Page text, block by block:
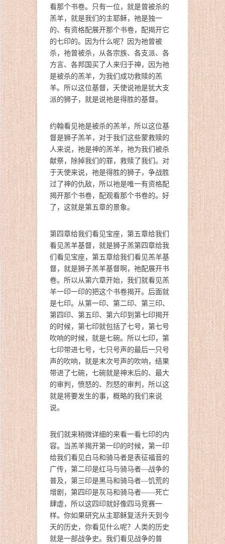
看那个书卷。只有一位，就是曾被杀的
羔羊，就是我们的主耶稣，祂是独一
的、有资格配展开那个书卷，配揭开它
的七印的。因为什么呢？因为祂曾被
杀，祂曾被杀，从各宗族、各支派、各
方言、各邦国买了人来归于神，因为祂
是被杀的羔羊，为我们成功救赎的羔
羊。所以这位基督，天使说祂是犹大支
派的狮子，就是说祂是得胜的基督。
约翰看见祂是被杀的羔羊，所以这位基
督是狮子羔羊，对于我们这些蒙救赎的
人来说，祂是神的羔羊，祂为我们被杀
献祭，除掉我们的罪，救赎了我们。对
于天使来说，祂是得胜的狮子，争战胜
过了神的仇敌，所以祂是唯一有资格配
揭开那个书卷，配观看那个书卷的。好
了，这就是第五章的景象。
第四章给我们看见宝座，第五章给我们
看见羔羊基督，就是狮子羔第四章给我
们看见宝座，第五章给我们看见羔羊基
督，就是狮子羔羊基督啊，祂配展开书
卷。所以从第六章开始，我们就看见羔
羊一印一印的把这个书卷揭开。后面就
是七印。从第一印、第二印、第三印、
第四印、第五印、第六印到第七印揭开
的时候，第七印就包括了七号，第七号
吹响的时候，就是七碗。所以七印，第
七印带进七号，七只号声的最后一只号
声的吹响，就是末次号声的吹响，结果
带进了七碗，七碗就是神末后的、最大
的审判，愤怒的、烈怒的审判，所以这
就是将要发生的事，概略的我们来说
说。
我们就来稍微详细的来看一看七印的内
容。当羔羊揭开第一印的时候，第一印
给我们看见白马和骑马者是表征福音的
广传，第二印是红马与骑马者—战争的
普及，第三印是黑马和骑马者—饥荒的
增剧，第四印是灰马和骑马者——死亡
肆虐，所以这四印就好像四马竞赛一
样。你如果研究从主耶稣复活升天到今
天的历史，你看见什么呢？人类的历史
就是一部战争史。我们看见战争的普